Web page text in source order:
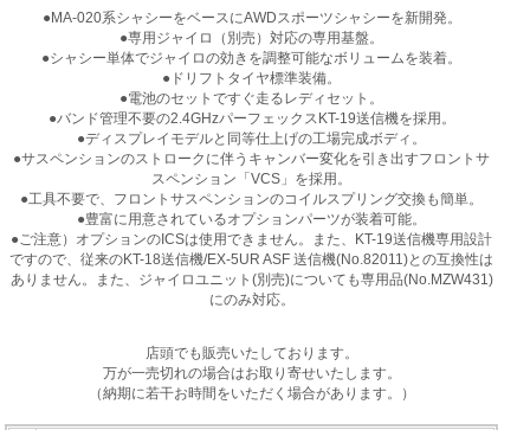
●MA-020系シャシーをベースにAWDスポーツシャシーを新開発。
●専用ジャイロ（別売）対応の専用基盤。
●シャシー単体でジャイロの効きを調整可能なボリュームを装着。
●ドリフトタイヤ標準装備。
●電池のセットですぐ走るレディセット。
●バンド管理不要の2.4GHzパーフェックスKT-19送信機を採用。
●ディスプレイモデルと同等仕上げの工場完成ボディ。
●サスペンションのストロークに伴うキャンバー変化を引き出すフロントサ
スペンション「VCS」を採用。
●工具不要で、フロントサスペンションのコイルスプリング交換も簡単。
●豊富に用意されているオプションパーツが装着可能。
●ご注意）オプションのICSは使用できません。また、KT-19送信機専用設計
ですので、従来のKT-18送信機/EX-5UR ASF 送信機(No.82011)との互換性は
ありません。また、ジャイロユニット(別売)についても専用品(No.MZW431)
にのみ対応。
店頭でも販売いたしております。
万が一売切れの場合はお取り寄せいたします。
（納期に若干お時間をいただく場合があります。）